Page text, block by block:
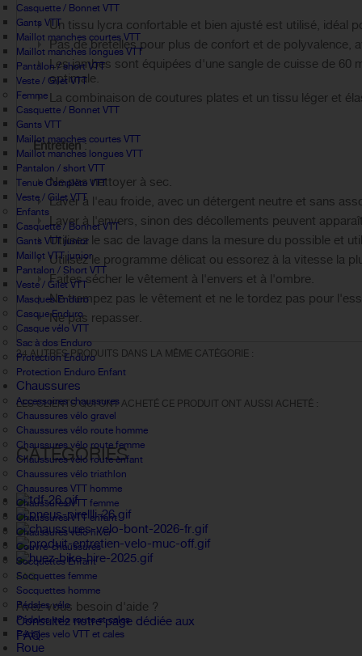
Casquette / Bonnet VTT
Gants VTT
Maillot manches courtes VTT
Maillot manches longues VTT
Pantalon / short VTT
Veste / Gilet VTT
Femme
Casquette / Bonnet VTT
Gants VTT
Maillot manches courtes VTT
Maillot manches longues VTT
Pantalon / short VTT
Tenue Complète VTT
Veste / Gilet VTT
Enfants
Casquette / Bonnet VTT
Gants VTT junior
Maillot VTT junior
Pantalon / Short VTT
Veste / Gilet VTT
Masques Enduro
Casque Enduro
Casque vélo VTT
Sac à dos Enduro
Protection Enduro
Protection Enduro Enfant
Chaussures
Accessoires chaussures
Chaussures vélo gravel
Chaussures vélo route homme
Chaussures vélo route femme
Chaussures vélo route enfant
Chaussures vélo triathlon
Chaussures VTT homme
Chaussures VTT femme
Chaussures VTT enfant
Chaussures vélo hiver
Couvre-chaussures
Socquettes Enfant
Socquettes femme
Socquettes homme
Pédales vélo
Pédales velo route et cales
Pédales velo VTT et cales
Roue
Un tissu lycra confortable et bien ajusté est utilisé, idéal
Pas de bretelles pour plus de confort et de polyvalence,
Les jambes sont équipées d'une sangle de cuisse de 60
optimale.
La combinaison de coutures plates et un tissu léger et
Entretien:
Ne pas nettoyer à sec.
Laver à l'eau froide, avec un détergent neutre et sans
Laver à l'envers, sinon des décollements peuvent
Utilisez le sac de lavage dans la mesure du possible et
Utilisez le programme délicat ou essorez à la vitesse la
Faites sécher le vêtement à l'envers et à l'ombre.
Ne trempez pas le vêtement et ne le tordez pas pour
Ne pas repasser.
24 AUTRES PRODUITS DANS LA MÊME CATÉGORIE :
LES CLIENTS QUI ONT ACHETÉ CE PRODUIT ONT AUSSI ACHETÉ :
CATÉGORIES
FAQ
Avez vous besoin d'aide ?
Consultez notre page dédiée aux
FAQ.